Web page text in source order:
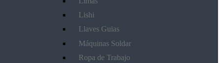
Lishi
Llaves Guias
Máquinas Soldar
Ropa de Trabajo